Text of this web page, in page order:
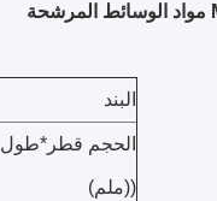
البند
الحجم قطر*طول
((ملم)